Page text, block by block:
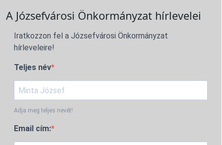
A Józsefvárosi Önkormányzat hírlevelei
Iratkozzon fel a Józsefvárosi Önkormányzat
hírleveleire!
Teljes név
Adja meg teljes nevét!
Email cím: